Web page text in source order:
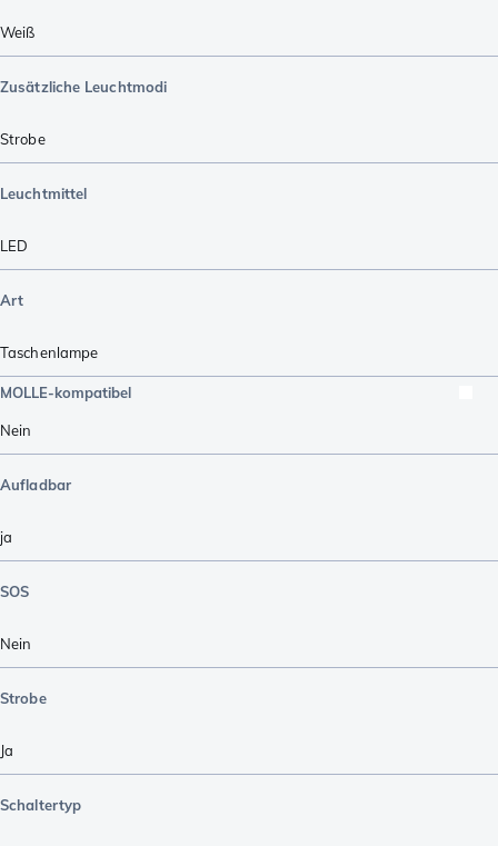
Weiß
Zusätzliche Leuchtmodi
Strobe
Leuchtmittel
LED
Art
Taschenlampe
MOLLE-kompatibel
Nein
Aufladbar
ja
SOS
Nein
Strobe
Ja
Schaltertyp